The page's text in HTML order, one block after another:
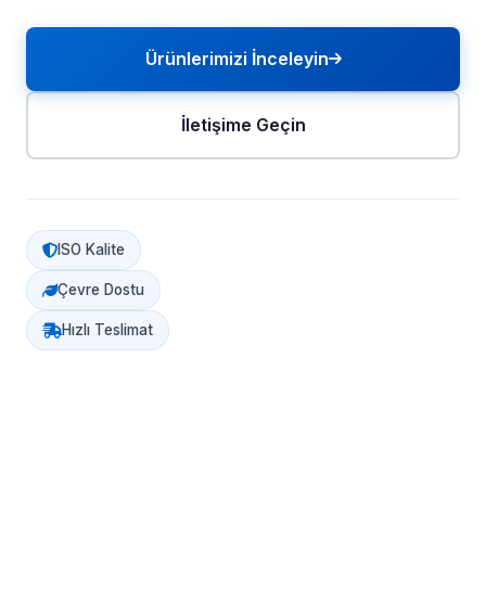
Ürünlerimizi İnceleyin
İletişime Geçin
ISO Kalite
Çevre Dostu
Hızlı Teslimat